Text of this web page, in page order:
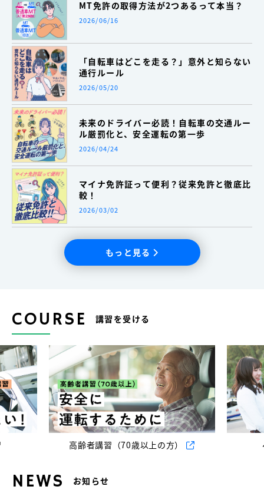
MT免許の取得方法が2つあるって本当？
2026/06/16
「自転車はどこを走る？」意外と知らない
通行ルール
2026/05/20
未来のドライバー必読！自転車の交通ルー
ル厳罰化と、安全運転の第一歩
2026/04/24
マイナ免許証って便利？従来免許と徹底比
較！
2026/03/02
もっと見る
COURSE 講習を受ける
高齢者講習（70歳以上の方）
NEWS お知らせ